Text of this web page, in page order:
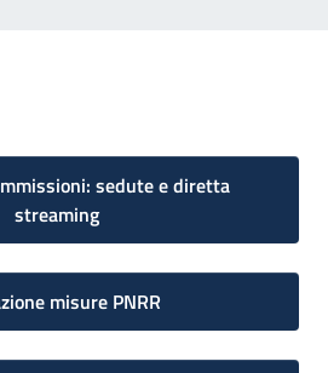
sedute e diretta
streaming
misure PNRR